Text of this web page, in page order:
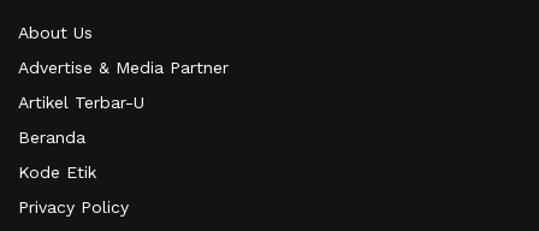
About Us
Advertise & Media Partner
Artikel Terbar-U
Beranda
Kode Etik
Privacy Policy